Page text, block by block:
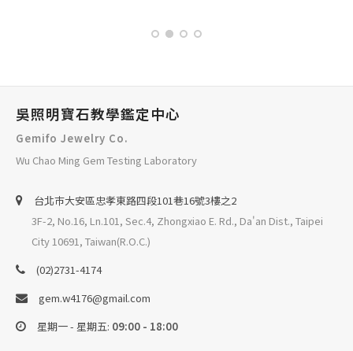
吳照明寶石教學鑑定中心
Gemifo Jewelry Co.
Wu Chao Ming Gem Testing Laboratory
台北巿大安區忠孝東路四段101巷16號3樓之2
3F-2, No.16, Ln.101, Sec.4, Zhongxiao E. Rd., Da'an Dist., Taipei
City 10691, Taiwan(R.O.C.)
(02)2731-4174
gem.w4176@gmail.com
星期一 - 星期五: 09:00 - 18:00